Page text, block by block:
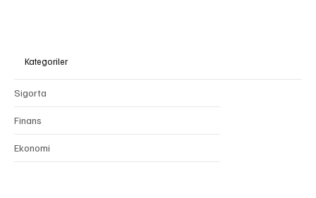
Kategoriler
Sigorta
Finans
Ekonomi